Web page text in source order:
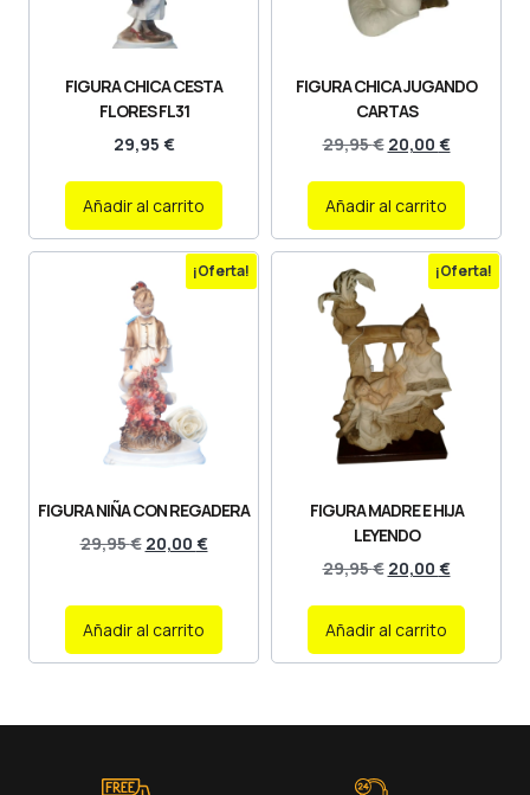
FIGURA CHICA CESTA
FLORES FL31
29,95 €
Añadir al carrito
FIGURA CHICA JUGANDO
CARTAS
29,95€ 20,00 €
Añadir al carrito
¡Oferta!
FIGURA NIÑA CON REGADERA
29,95€ 20,00 €
Añadir al carrito
¡Oferta!
FIGURA MADRE E HIJA
LEYENDO
29,95€ 20,00 €
Añadir al carrito